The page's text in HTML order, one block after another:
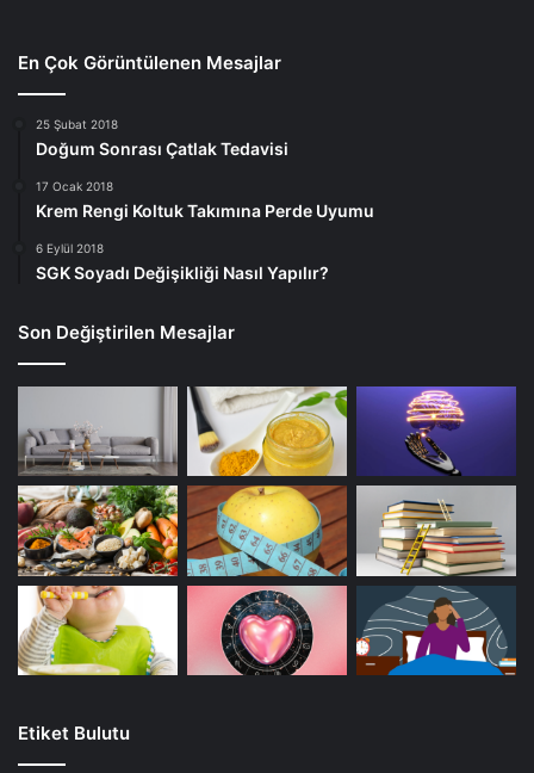
En Çok Görüntülenen Mesajlar
25 Şubat 2018
Doğum Sonrası Çatlak Tedavisi
17 Ocak 2018
Krem Rengi Koltuk Takımına Perde Uyumu
6 Eylül 2018
SGK Soyadı Değişikliği Nasıl Yapılır?
Son Değiştirilen Mesajlar
Etiket Bulutu